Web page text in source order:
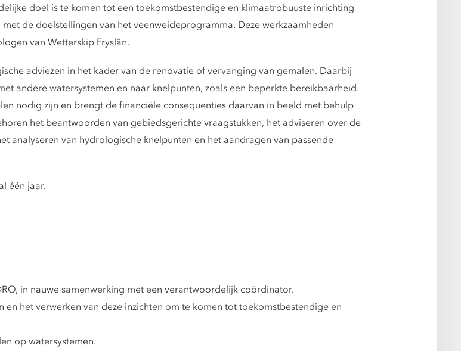
doel is te komen tot een toekomstbestendige en klimaatrobuuste inrichting
de doelstellingen van het veenweideprogramma. Deze werkzaamheden
van Wetterskip Fryslân.
adviezen in het kader van de renovatie of vervanging van gemalen. Daarbij
andere watersystemen en naar knelpunten, zoals een beperkte bereikbaarheid.
nodig zijn en brengt de financiële consequenties daarvan in beeld met behulp
het beantwoorden van gebiedsgerichte vraagstukken, het adviseren over de
analyseren van hydrologische knelpunten en het aandragen van passende
één jaar.
in nauwe samenwerking met een verantwoordelijk coördinator.
het verwerken van deze inzichten om te komen tot toekomstbestendige en
op watersystemen.